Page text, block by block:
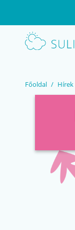
Főoldal Hírek